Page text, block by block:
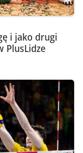
i jako drugi
PlusLidze